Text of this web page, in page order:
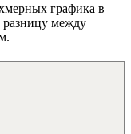
графика в
между